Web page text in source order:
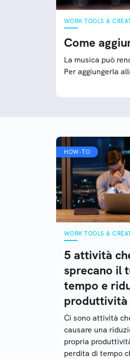
WORK TOOLS &
Come
La musica può
Per aggiungerla
HOW-TO
WORK TOOLS &
5 attività
sprecano il
tempo e
produttività
Ci sono attività
causare una
propria
perdita di tempo